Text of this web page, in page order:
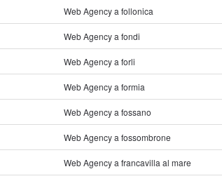
Web Agency a follonica
Web Agency a fondi
Web Agency a forli
Web Agency a formia
Web Agency a fossano
Web Agency a fossombrone
Web Agency a francavilla al mare